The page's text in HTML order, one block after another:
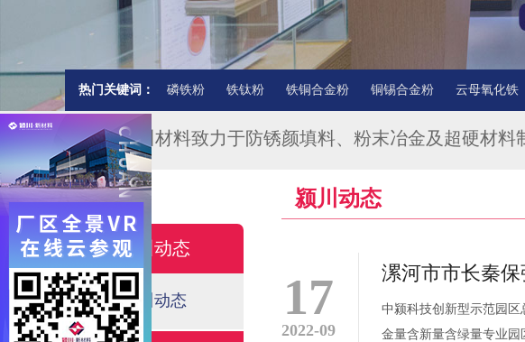
热门关键词： 磷铁粉 铁钛粉 铁铜合金粉 铜锡合金粉 云母氧化铁
★★★颍川材料致力于防锈颜填料、粉末冶金及超硬材料
颍川动态
颍川动态
颍川动态
17
2022-09
漯河市市长秦
中颍科技创新型示范园区
金量含新量含绿量专业